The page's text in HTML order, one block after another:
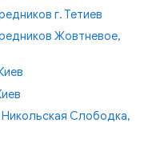
г. Тетиев
Жовтневое,
Слободка,